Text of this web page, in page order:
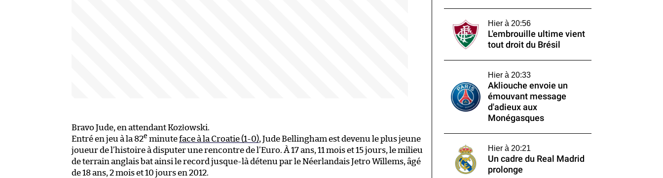
Bravo Jude, en attendant Kozłowski.
Entré en jeu à la 82e minuteface à la Croatie (1-0), Jude Bellingham est devenu le plus jeune
joueur de l’histoire à disputer une rencontre de l’Euro. À 17 ans, 11 mois et 15 jours, le milieu
de terrain anglais bat ainsi le record jusque-là détenu par le Néerlandais Jetro Willems, âgé
de 18 ans, 2 mois et 10 jours en 2012.
Hier à 20:56
L'embrouille ultime vient
tout droit du Brésil
Hier à 20:33
Akliouche envoie un
émouvant message
d'adieux aux
Monégasques
Hier à 20:21
Un cadre du Real Madrid
prolonge